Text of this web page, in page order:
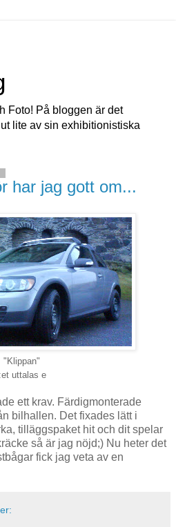
Foto! På bloggen är det
lite av sin exhibitionistiska
har jag gott om...
"Klippan"
uttalas e
ett krav. Färdigmonterade
bilhallen. Det fixades lätt i
tilläggspaket hit och dit spelar
så är jag nöjd;) Nu heter det
fick jag veta av en